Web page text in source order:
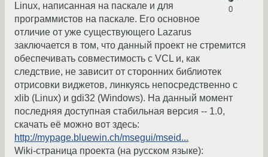
0
Linux, написанная на паскале и для
программистов на паскале. Его основное
отличие от уже существующего Lazarus
заключается в том, что данный проект не стремится
обеспечивать совместимость с VCL и, как
следствие, не зависит от сторонних библиотек
отрисовки виджетов, линкуясь непосредственно с
xlib (Linux) и gdi32 (Windows). На данный момент
последняя доступная стабильная версия -- 1.0,
скачать её можно вот здесь:
http://mypage.bluewin.ch/msegui/mseid...
Wiki-страница проекта (на русском языке):